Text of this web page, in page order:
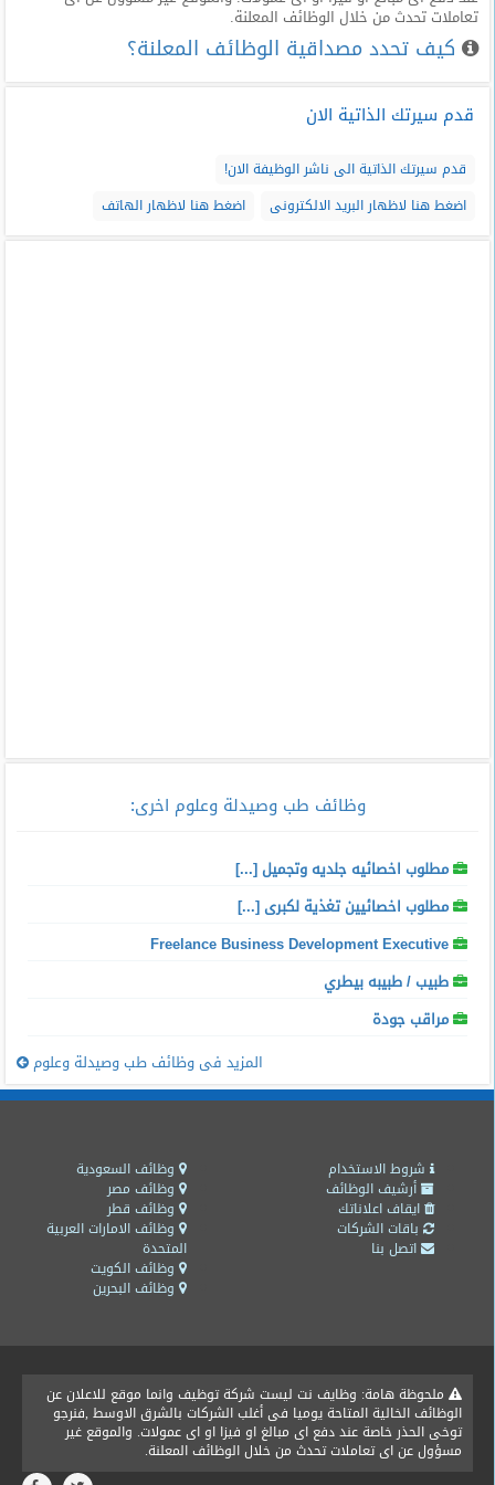
تعاملات تحدث من خلال الوظائف المعلنة.
كيف تحدد مصداقية الوظائف المعلنة؟
قدم سيرتك الذاتية الان
قدم سيرتك الذاتية الى ناشر الوظيفة الان!
اضغط هنا لاظهار البريد الالكترونى
اضغط هنا لاظهار الهاتف
وظائف طب وصيدلة وعلوم اخرى:
مطلوب اخصائيه جلديه وتجميل [...]
مطلوب اخصائيين تغذية لكبرى [...]
Freelance Business Development Executive
طبيب / طبيبه بيطري
مراقب جودة
المزيد فى وظائف طب وصيدلة وعلوم
وظائف السعودية
وظائف مصر
وظائف قطر
وظائف الامارات العربية
المتحدة
وظائف الكويت
وظائف البحرين
شروط الاستخدام
أرشيف الوظائف
ايقاف اعلاناتك
باقات الشركات
اتصل بنا
ملحوظة هامة: وظايف نت ليست شركة توظيف وانما موقع للاعلان عن
الوظائف الخالية المتاحة يوميا فى أغلب الشركات بالشرق الاوسط ,فنرجو
توخى الحذر خاصة عند دفع اى مبالغ او فيزا او اى عمولات. والموقع غير
مسؤول عن اى تعاملات تحدث من خلال الوظائف المعلنة.